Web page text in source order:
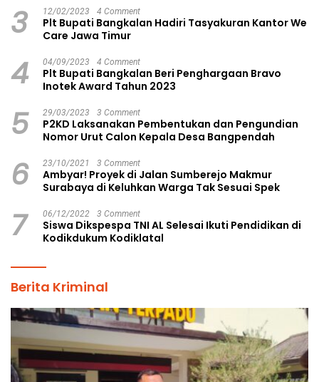
3 12/02/2023 4 Comment
Plt Bupati Bangkalan Hadiri Tasyakuran Kantor We
Care Jawa Timur
4 04/09/2023 4 Comment
Plt Bupati Bangkalan Beri Penghargaan Bravo
Inotek Award Tahun 2023
5 29/03/2023 3 Comment
P2KD Laksanakan Pembentukan dan Pengundian
Nomor Urut Calon Kepala Desa Bangpendah
6 23/10/2021 3 Comment
Ambyar! Proyek di Jalan Sumberejo Makmur
Surabaya di Keluhkan Warga Tak Sesuai Spek
7 06/12/2022 3 Comment
Siswa Dikspespa TNI AL Selesai Ikuti Pendidikan di
Kodikdukum Kodiklatal
Berita Kriminal